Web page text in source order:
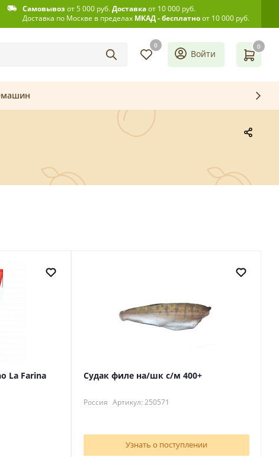
Самовывозот 5 000 руб.Доставкаот 10 000 руб.
Доставка по Москве в пределах МКАД - бесплатноот 10 000 руб.
0 0
Войти
La Farina
Судак филе на/шк с/м 400+
Россия Артикул: 250571
Узнать о поступлении